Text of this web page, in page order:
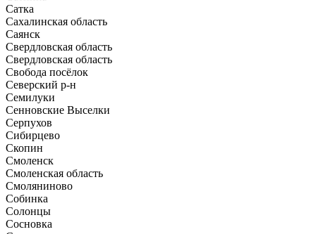
Сатка
Сахалинская область
Саянск
Свердловская область
Свердловская область
Свобода посёлок
Северский р-н
Семилуки
Сенновские Выселки
Серпухов
Сибирцево
Скопин
Смоленск
Смоленская область
Смоляниново
Собинка
Солонцы
Сосновка